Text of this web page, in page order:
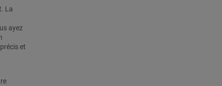
La
ayez
et